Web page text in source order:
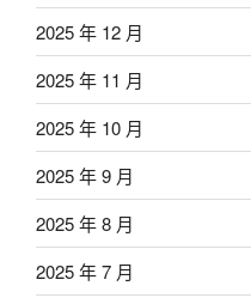
2025 年 12 月
2025 年 11 月
2025 年 10 月
2025 年 9 月
2025 年 8 月
2025 年 7 月